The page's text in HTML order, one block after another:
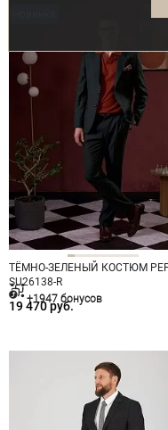
ТЁМНО-ЗЕЛЕНЫЙ КОСТЮМ
SU26138-R
19 470 руб.
+1947 бонусов